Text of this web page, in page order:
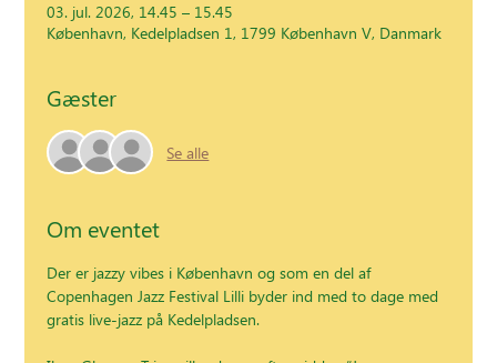
03. jul. 2026, 14.45 – 15.45
København, Kedelpladsen 1, 1799 København V, Danmark
Gæster
Se alle
Om eventet
Der er jazzy vibes i København og som en del af
Copenhagen Jazz Festival Lilli byder ind med to dage med
gratis live-jazz på Kedelpladsen.